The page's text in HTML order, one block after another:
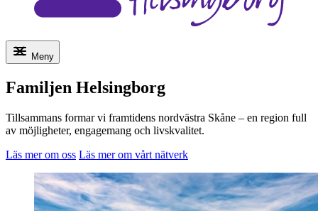
Meny
Familjen Helsingborg
Tillsammans formar vi framtidens nordvästra Skåne – en region full
av möjligheter, engagemang och livskvalitet.
Läs mer om oss Läs mer om vårt nätverk